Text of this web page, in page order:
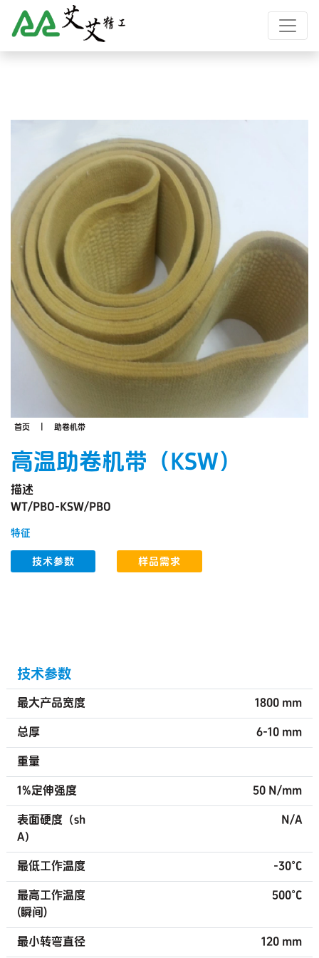
首页 助卷机带
高温助卷机带（KSW）
描述
WT/PBO-KSW/PBO
特征
技术参数 样品需求
技术参数
最大产品宽度 1800 mm
总厚 6-10 mm
重量
1%定伸强度 50 N/mm
表面硬度（sh
A）
N/A
最低工作温度 -30°C
最高工作温度
(瞬间)
500°C
最小转弯直径 120 mm